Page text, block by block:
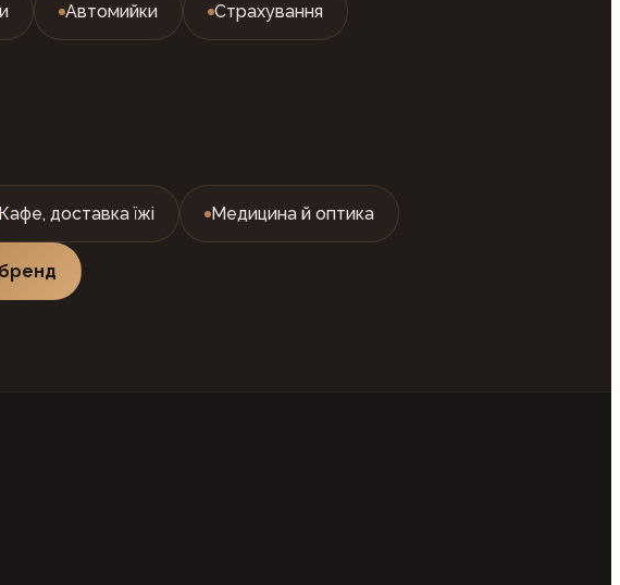
Автомийки Страхування
Кафе, доставка їжі Медицина й оптика